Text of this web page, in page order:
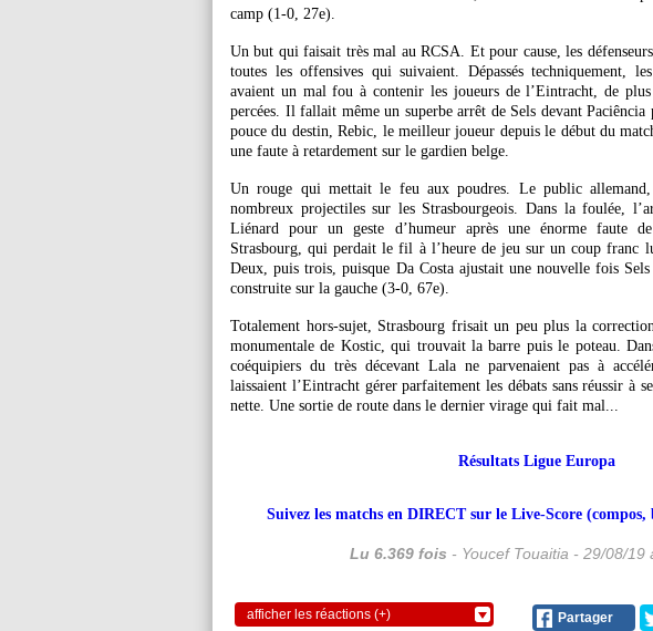
camp (1-0, 27e).
Un but qui faisait très mal au RCSA. Et pour cause, les
toutes les offensives qui suivaient. Dépassés techniquement,
avaient un mal fou à contenir les joueurs de l’Eintracht, de
percées. Il fallait même un superbe arrêt de Sels devant
pouce du destin, Rebic, le meilleur joueur depuis le début du
une faute à retardement sur le gardien belge.
Un rouge qui mettait le feu aux poudres. Le public
nombreux projectiles sur les Strasbourgeois. Dans la foulée,
Liénard pour un geste d’humeur après une énorme faute
Strasbourg, qui perdait le fil à l’heure de jeu sur un coup franc
Deux, puis trois, puisque Da Costa ajustait une nouvelle fois
construite sur la gauche (3-0, 67e).
Totalement hors-sujet, Strasbourg frisait un peu plus la
monumentale de Kostic, qui trouvait la barre puis le poteau.
coéquipiers du très décevant Lala ne parvenaient pas à
laissaient l’Eintracht gérer parfaitement les débats sans réussir à
nette. Une sortie de route dans le dernier virage qui fait mal...
Résultats Ligue Europa
Suivez les matchs en DIRECT sur le Live-Score
Lu 6.369 fois - Youcef Touaitia - 29/08/19
afficher les réactions (+) Partager